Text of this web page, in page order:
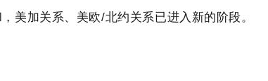
美加关系、美欧/北约关系已进入新的阶段。